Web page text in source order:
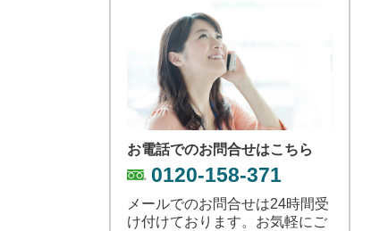
お電話でのお問合せはこちら
0120-158-371
メールでのお問合せは24時間受
け付けております。お気軽にご